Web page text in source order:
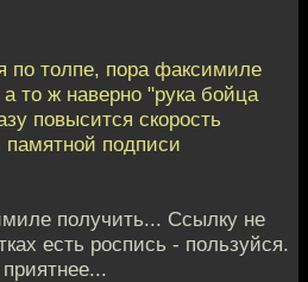
толпе, пора факсимиле
то ж наверно "рука бойца
повысится скорость
подписи
получить... Ссылку не
есть роспись - пользуйся.